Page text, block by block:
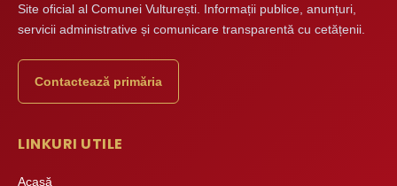
Site oficial al Comunei Vulturești. Informații publice, anunțuri,
servicii administrative și comunicare transparentă cu cetățenii.
Contactează primăria
LINKURI UTILE
Acasă